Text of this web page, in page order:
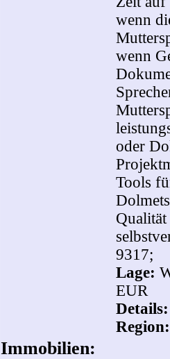
wenn
wenn
oder
Tools
9317;
Lage:
EUR
Region:
Immobilien: